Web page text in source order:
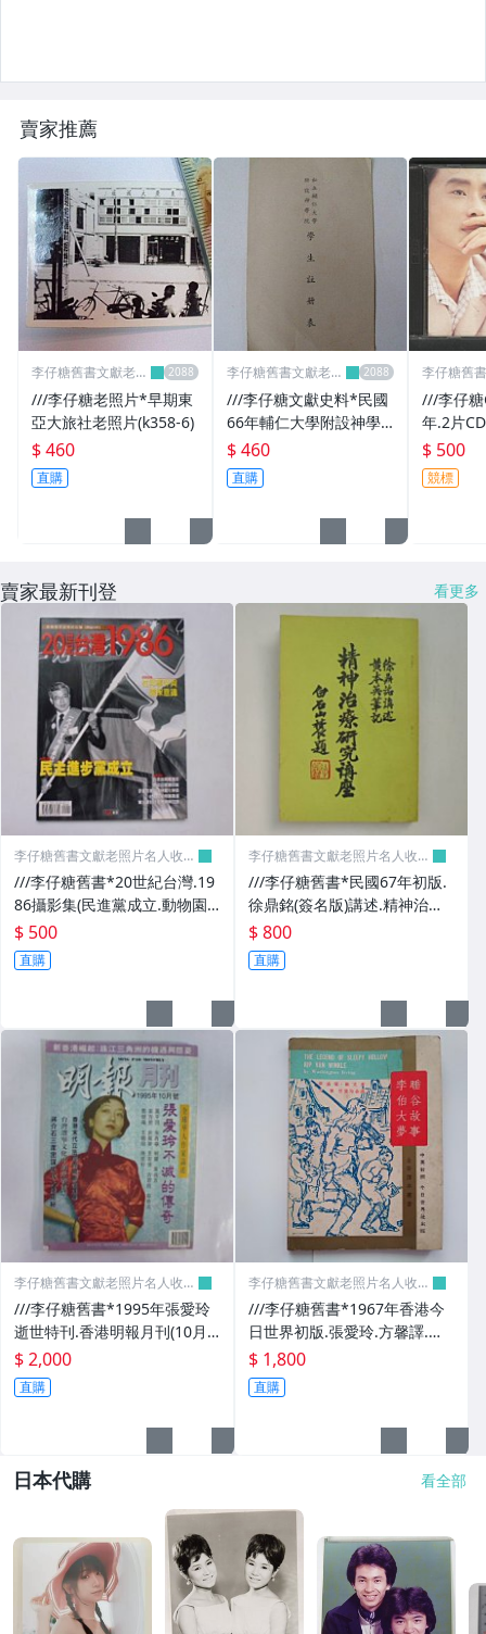
懷舊廣告
明星照片
明星錄
懷舊童玩
二手DVD/VCD
寫真集
紙鈔
攝影集
賣家推薦
李仔糖舊書文獻老照
///李仔糖老照片*早期東
亞大旅社老照片(k358-6)
$ 460
直購
李仔糖舊書文獻老照
///李仔糖文獻史料*民國
66年輔仁大學附設神學
院外國學生註冊表(s682-
5)
$ 460
直購
李仔糖舊
///李仔
年.2片
輯.再會
人.二手
$ 500
競標
賣家最新刊登 看更多
李仔糖舊書文獻老照片名人收藏
///李仔糖舊書*20世紀台灣.19
86攝影集(民進黨成立.動物園
喬遷)(k507)
$ 500
直購
李仔糖舊書文獻老照片名人收藏
///李仔糖舊書*民國67年初版.
徐鼎銘(簽名版)講述.精神治療
研究獎座(精神催眠等)(k372)
$ 800
直購
李仔糖舊書文獻老照片名人收藏
///李仔糖舊書*1995年張愛玲
逝世特刊.香港明報月刊(10月
號)(k323)
$ 2,000
直購
李仔糖舊書文獻老照片名人收藏
///李仔糖舊書*1967年香港今
日世界初版.張愛玲.方馨譯.睡
谷故事.李伯大夢(k338)
$ 1,800
直購
日本代購 看全部